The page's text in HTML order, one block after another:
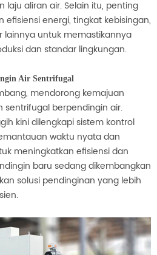
laju aliran air. Selain itu, penting
energi, tingkat kebisingan,
lainnya untuk memastikannya
dan standar lingkungan.
Air Sentrifugal
mendorong kemajuan
berpendingin air.
kini dilengkapi sistem kontrol
waktu nyata dan
meningkatkan efisiensi dan
baru sedang dikembangkan
solusi pendinginan yang lebih